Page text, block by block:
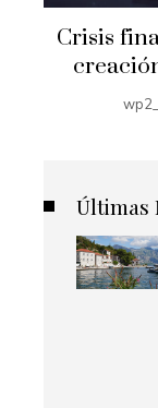
Crisis
Últimas